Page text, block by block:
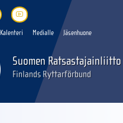
Kalenteri Medialle Jäsenhuone
Suomen Ratsastajainliitto
Finlands Ryttarförbund